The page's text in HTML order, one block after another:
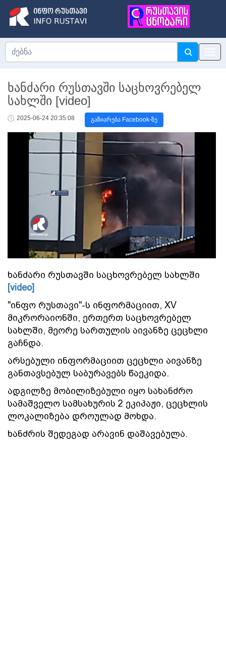
ხანძარი რუსთავში საცხოვრებელ
სახლში [video]
2025-06-24 20:35:08 გაზიარება Facebook-ზე
ხანძარი რუსთავში საცხოვრებელ სახლში
[video]
"ინფო რუსთავი"-ს ინფორმაციით, XV
მიკრორაიონში, ერთერთ საცხოვრებელ
სახლში, მეორე სართულის აივანზე ცეცხლი
გაჩნდა.
არსებული ინფორმაციით ცეცხლი აივანზე
განთავსებულ საბურავებს წაეკიდა.
ადგილზე მობილიზებული იყო სახანძრო
სამაშველო სამსახურის 2 ეკიპაჟი, ცეცხლის
ლოკალიზება დროულად მოხდა.
ხანძრის შედეგად არავინ დაშავებულა.